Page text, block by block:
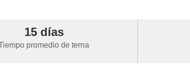
15 días
promedio de terna